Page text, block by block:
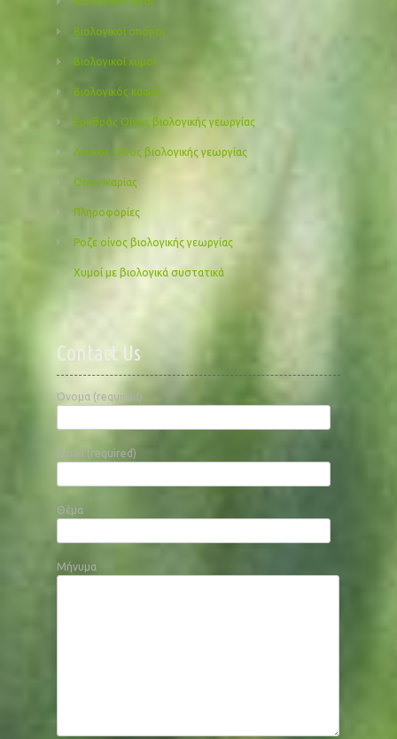
Βιολογικοί σπόροι
Βιολογικοί χυμοί
Βιολογικός καφές
Ερυθρός Οίνος βιολογικής γεωργίας
Λευκός Οίνος βιολογικής γεωργίας
Οίνοι Ικαρίας
Πληροφορίες
Ροζε οίνος βιολογικής γεωργίας
Χυμοί με βιολογικά συστατικά
Contact Us
Όνομα (required)
Email (required)
Θέμα
Μήνυμα